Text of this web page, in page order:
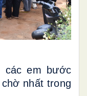
các em bước
nhất trong